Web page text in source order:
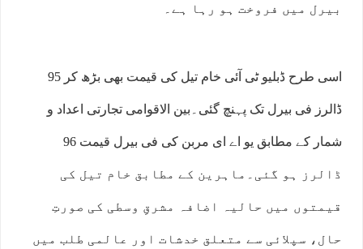
بیرل میں فروخت ہو رہا ہے۔
اسی طرح ڈبلیو ٹی آئی خام تیل کی قیمت بھی بڑھ کر 95
ڈالرز فی بیرل تک پہنچ گئی۔بین الاقوامی تجارتی اعداد و
شمار کے مطابق یو اے ای مربن کی فی بیرل قیمت 96
ڈالرز ہو گئی۔ماہرین کے مطابق خام تیل کی
قیمتوں میں حالیہ اضافہ مشرقِ وسطی کی صورتِ
حال، سپلائی سے متعلق خدشات اور عالمی طلب میں